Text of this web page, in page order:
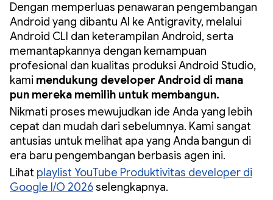
Dengan memperluas penawaran pengembangan
Android yang dibantu AI ke Antigravity, melalui
Android CLI dan keterampilan Android, serta
memantapkannya dengan kemampuan
profesional dan kualitas produksi Android Studio,
kami mendukung developer Android di mana
pun mereka memilih untuk membangun.
Nikmati proses mewujudkan ide Anda yang lebih
cepat dan mudah dari sebelumnya. Kami sangat
antusias untuk melihat apa yang Anda bangun di
era baru pengembangan berbasis agen ini.
Lihat playlist YouTube Produktivitas developer di
Google I/O 2026selengkapnya.